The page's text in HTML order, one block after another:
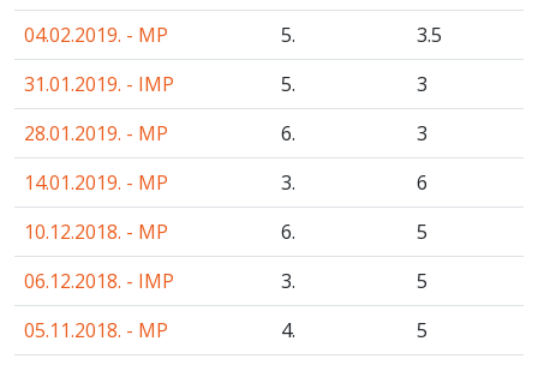
04.02.2019. - MP
5. 3.5
31.01.2019. - IMP
5.
3
28.01.2019. - MP
6.
3
14.01.2019. - MP
3.
6
10.12.2018. - MP
6.
5
06.12.2018. - IMP
3.
5
05.11.2018. - MP
4.
5